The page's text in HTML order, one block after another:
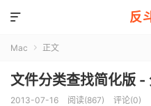
反

Mac  正文
文件分类查找简化版 -
2013-07-16 阅读(867) 评论(0)